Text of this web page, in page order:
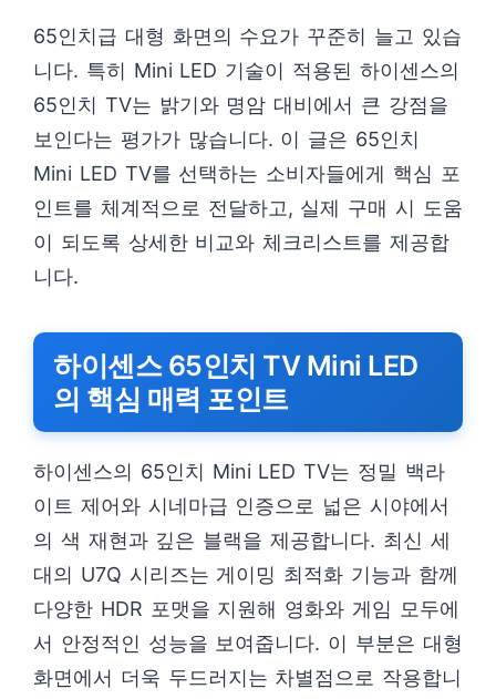
65인치급 대형 화면의 수요가 꾸준히 늘고 있습
니다. 특히 Mini LED 기술이 적용된 하이센스의
65인치 TV는 밝기와 명암 대비에서 큰 강점을
보인다는 평가가 많습니다. 이 글은 65인치
Mini LED TV를 선택하는 소비자들에게 핵심 포
인트를 체계적으로 전달하고, 실제 구매 시 도움
이 되도록 상세한 비교와 체크리스트를 제공합
니다.
하이센스 65인치 TV Mini LED
의 핵심 매력 포인트
하이센스의 65인치 Mini LED TV는 정밀 백라
이트 제어와 시네마급 인증으로 넓은 시야에서
의 색 재현과 깊은 블랙을 제공합니다. 최신 세
대의 U7Q 시리즈는 게이밍 최적화 기능과 함께
다양한 HDR 포맷을 지원해 영화와 게임 모두에
서 안정적인 성능을 보여줍니다. 이 부분은 대형
화면에서 더욱 두드러지는 차별점으로 작용합니